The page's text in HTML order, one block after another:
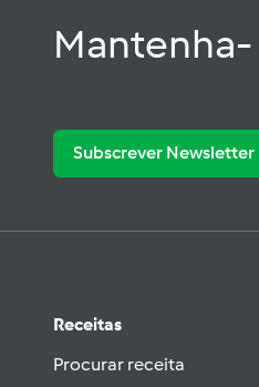
Mantenha-
Subscrever Newsletter
Receitas
Procurar receita